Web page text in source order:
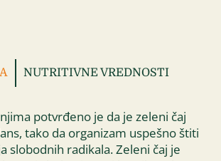
NUTRITIVNE VREDNOSTI
potvrđeno je da je zeleni čaj
tako da organizam uspešno štiti
slobodnih radikala. Zeleni čaj je